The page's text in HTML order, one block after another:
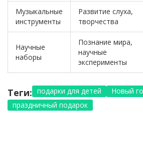
Музыкальные
инструменты
Развитие слуха,
творчества
Научные
наборы
Познание мира,
научные
эксперименты
Теги: подарки для детей Новый
праздничный подарок